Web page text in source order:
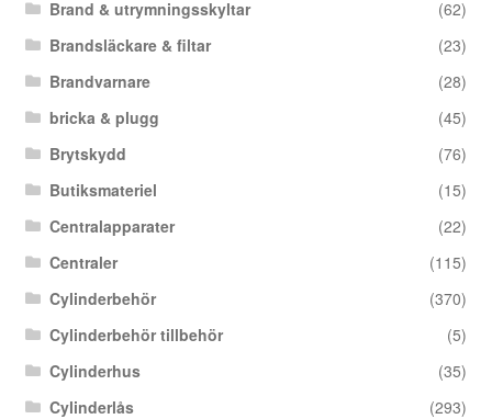
Brand & utrymningsskyltar
(62)
Brandsläckare & filtar
(23)
Brandvarnare
(28)
bricka & plugg
(45)
Brytskydd
(76)
Butiksmateriel
(15)
Centralapparater
(22)
Centraler
(115)
Cylinderbehör
(370)
Cylinderbehör tillbehör
(5)
Cylinderhus
(35)
Cylinderlås
(293)